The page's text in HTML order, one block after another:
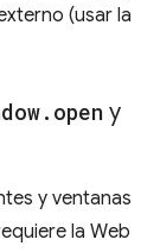
(usar la
. open y
y ventanas
la Web